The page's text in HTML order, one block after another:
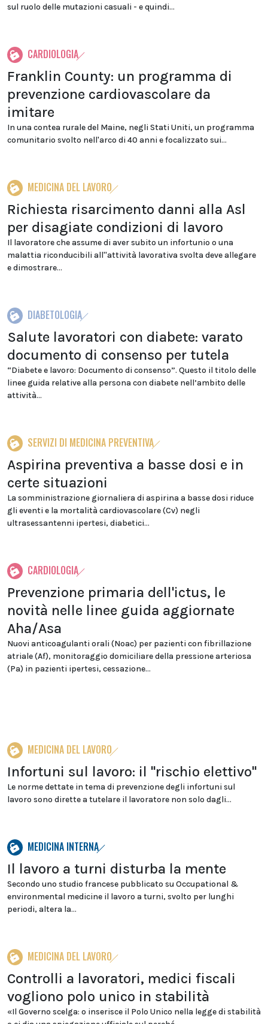
sul ruolo delle mutazioni casuali - e quindi...
CARDIOLOGIA
Franklin County: un programma di
prevenzione cardiovascolare da
imitare
In una contea rurale del Maine, negli Stati Uniti, un programma
comunitario svolto nell'arco di 40 anni e focalizzato sui...
MEDICINA DEL LAVORO
Richiesta risarcimento danni alla Asl
per disagiate condizioni di lavoro
Il lavoratore che assume di aver subito un infortunio o una
malattia riconducibili all''attività lavorativa svolta deve allegare
e dimostrare...
DIABETOLOGIA
Salute lavoratori con diabete: varato
documento di consenso per tutela
“Diabete e lavoro: Documento di consenso”. Questo il titolo delle
linee guida relative alla persona con diabete nell’ambito delle
attività...
SERVIZI DI MEDICINA PREVENTIVA
Aspirina preventiva a basse dosi e in
certe situazioni
La somministrazione giornaliera di aspirina a basse dosi riduce
gli eventi e la mortalità cardiovascolare (Cv) negli
ultrasessantenni ipertesi, diabetici...
CARDIOLOGIA
Prevenzione primaria dell'ictus, le
novità nelle linee guida aggiornate
Aha/Asa
Nuovi anticoagulanti orali (Noac) per pazienti con fibrillazione
atriale (Af), monitoraggio domiciliare della pressione arteriosa
(Pa) in pazienti ipertesi, cessazione...
MEDICINA DEL LAVORO
Infortuni sul lavoro: il "rischio elettivo"
Le norme dettate in tema di prevenzione degli infortuni sul
lavoro sono dirette a tutelare il lavoratore non solo dagli...
MEDICINA INTERNA
Il lavoro a turni disturba la mente
Secondo uno studio francese pubblicato su Occupational &
environmental medicine il lavoro a turni, svolto per lunghi
periodi, altera la...
MEDICINA DEL LAVORO
Controlli a lavoratori, medici fiscali
vogliono polo unico in stabilità
«Il Governo scelga: o inserisce il Polo Unico nella legge di stabilità